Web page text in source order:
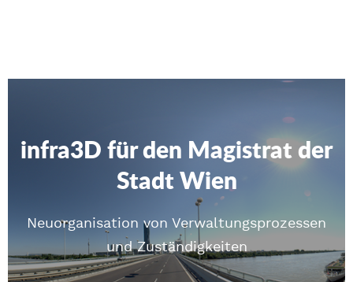
infra3D für den Magistrat der
Stadt Wien
Neuorganisation von Verwaltungsprozessen
und Zuständigkeiten